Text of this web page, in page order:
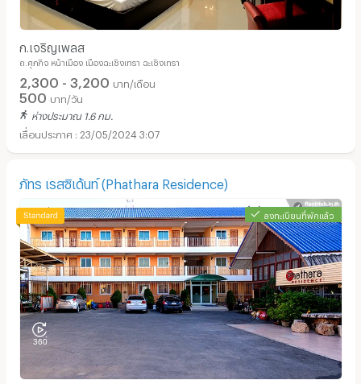
ก.เจริญเพลส
ถ.ศุภกิจ หน้าเมือง เมืองฉะเชิงเทรา ฉะเชิงเทรา
2,300 - 3,200 บาท/เดือน
500 บาท/วัน
ห่างประมาณ 1.6 กม.
23/05/2024 3:07
ภัทร เรสซิเด้นท์ (Phathara Residence)
ลงทะเบียนที่พักแล้ว